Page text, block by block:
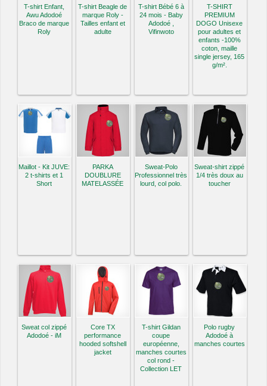
T-shirt Enfant,
Awu Adodoé
Braco de marque
Roly
T-shirt Beagle de
marque Roly -
Tailles enfant et
adulte
T-shirt Bébé 6 à
24 mois - Baby
Adodoé ,
Vifinwoto
T-SHIRT
PREMIUM
DOGO Unisexe
pour adultes et
enfants -100%
coton, maille
single jersey, 165
g/m².
Maillot - Kit JUVE:
2 t-shirts et 1
Short
PARKA
DOUBLURE
MATELASSÉE
Sweat-Polo
Professionnel très
lourd, col polo.
Sweat-shirt zippé
1/4 très doux au
toucher
Sweat col zippé
Adodoé - iM
Core TX
performance
hooded softshell
jacket
T-shirt Gildan
coupe
européenne,
manches courtes
col rond -
Collection LET
Polo rugby
Adodoé à
manches courtes